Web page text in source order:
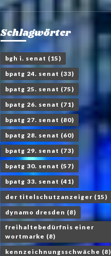
Schlagwörter
bgh i. senat (15)
bpatg 24. senat (33)
bpatg 25. senat (75)
bpatg 26. senat (71)
bpatg 27. senat (80)
bpatg 28. senat (60)
bpatg 29. senat (73)
bpatg 30. senat (57)
bpatg 33. senat (41)
der titelschutzanzeiger (15)
dynamo dresden (8)
freihaltebedürfnis einer
wortmarke (8)
kennzeichnungsschwäche (8)